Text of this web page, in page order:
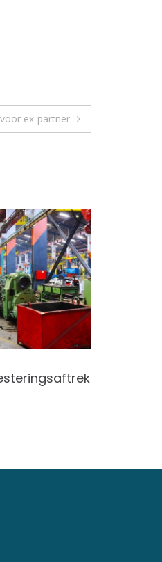
ex-partner